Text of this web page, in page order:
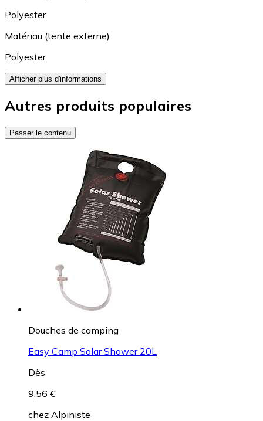
Polyester
Matériau (tente externe)
Polyester
Afficher plus d'informations
Autres produits populaires
Passer le contenu
Douches de camping
Easy Camp Solar Shower 20L
Dès
9,56 €
chez Alpiniste